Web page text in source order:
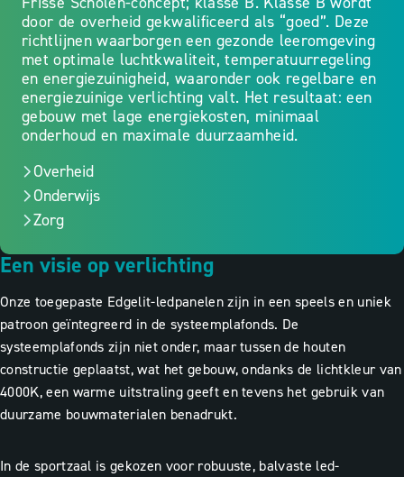
door de overheid gekwalificeerd als “goed”. Deze
richtlijnen waarborgen een gezonde leeromgeving
met optimale luchtkwaliteit, temperatuurregeling
en energiezuinigheid, waaronder ook regelbare en
energiezuinige verlichting valt. Het resultaat: een
gebouw met lage energiekosten, minimaal
onderhoud en maximale duurzaamheid.
Overheid
Onderwijs
Zorg
Een visie op verlichting
Onze toegepaste Edgelit-ledpanelen zijn in een speels en uniek
patroon geïntegreerd in de systeemplafonds. De
systeemplafonds zijn niet onder, maar tussen de houten
constructie geplaatst, wat het gebouw, ondanks de lichtkleur van
4000K, een warme uitstraling geeft en tevens het gebruik van
duurzame bouwmaterialen benadrukt.
In de sportzaal is gekozen voor robuuste, balvaste led-